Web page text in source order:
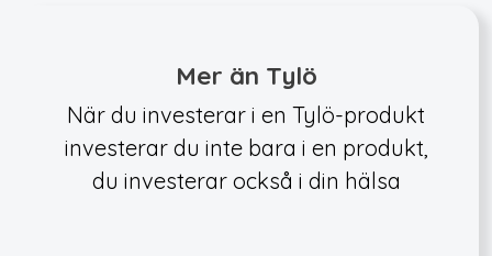
Mer än Tylö
När du investerar i en Tylö-produkt
investerar du inte bara i en produkt,
du investerar också i din hälsa